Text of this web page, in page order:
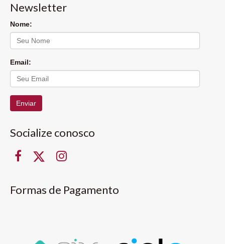
Newsletter
Nome:
Email:
Enviar
Socialize conosco
Formas de Pagamento